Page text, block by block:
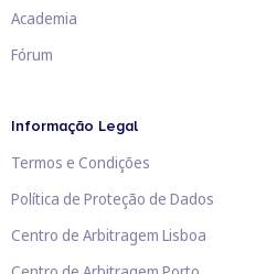
Academia
Fórum
Informação Legal
Termos e Condições
Política de Proteção de Dados
Centro de Arbitragem Lisboa